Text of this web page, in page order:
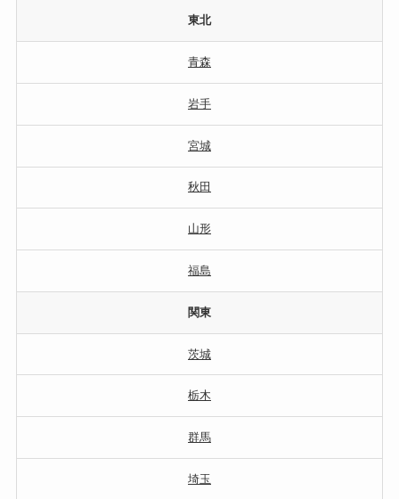
東北
青森
岩手
宮城
秋田
山形
福島
関東
茨城
栃木
群馬
埼玉